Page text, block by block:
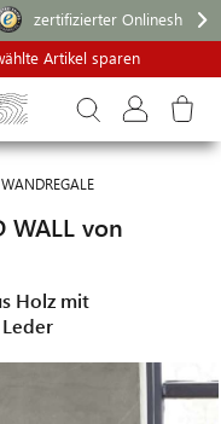
zertifizierter Onlineshop
Artikel sparen
WANDREGALE
WALL von
Holz mit